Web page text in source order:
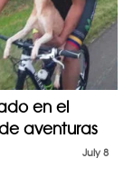
en el
aventuras
July 8